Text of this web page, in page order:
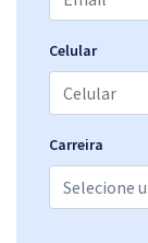
Celular
Carreira